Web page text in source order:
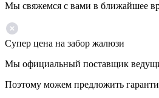
Мы свяжемся с вами в ближайшее
Супер цена на забор жалюзи
Мы официальный поставщик
Поэтому можем предложить